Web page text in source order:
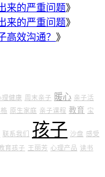
来的严重问题》
来的严重问题》
高效沟通？ 》
理健康 周末亲子 暖心 亲子活
原生家庭 亲子课程 教育 宝
联系我们 孩子 沙盘 感受
育孩子 王丽芳 心理产品 读书